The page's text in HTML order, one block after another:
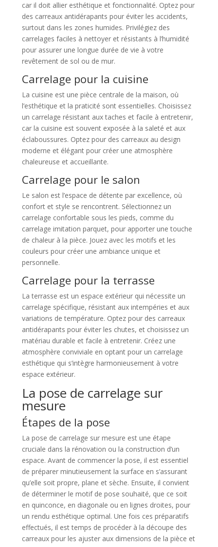
car il doit allier esthétique et fonctionnalité. Optez pour
des carreaux antidérapants pour éviter les accidents,
surtout dans les zones humides. Privilégiez des
carrelages faciles à nettoyer et résistants à l’humidité
pour assurer une longue durée de vie à votre
revêtement de sol ou de mur.
Carrelage pour la cuisine
La cuisine est une pièce centrale de la maison, où
l’esthétique et la praticité sont essentielles. Choisissez
un carrelage résistant aux taches et facile à entretenir,
car la cuisine est souvent exposée à la saleté et aux
éclaboussures. Optez pour des carreaux au design
moderne et élégant pour créer une atmosphère
chaleureuse et accueillante.
Carrelage pour le salon
Le salon est l’espace de détente par excellence, où
confort et style se rencontrent. Sélectionnez un
carrelage confortable sous les pieds, comme du
carrelage imitation parquet, pour apporter une touche
de chaleur à la pièce. Jouez avec les motifs et les
couleurs pour créer une ambiance unique et
personnelle.
Carrelage pour la terrasse
La terrasse est un espace extérieur qui nécessite un
carrelage spécifique, résistant aux intempéries et aux
variations de température. Optez pour des carreaux
antidérapants pour éviter les chutes, et choisissez un
matériau durable et facile à entretenir. Créez une
atmosphère conviviale en optant pour un carrelage
esthétique qui s’intègre harmonieusement à votre
espace extérieur.
La pose de carrelage sur
mesure
Étapes de la pose
La pose de carrelage sur mesure est une étape
cruciale dans la rénovation ou la construction d’un
espace. Avant de commencer la pose, il est essentiel
de préparer minutieusement la surface en s’assurant
qu’elle soit propre, plane et sèche. Ensuite, il convient
de déterminer le motif de pose souhaité, que ce soit
en quinconce, en diagonale ou en lignes droites, pour
un rendu esthétique optimal. Une fois ces préparatifs
effectués, il est temps de procéder à la découpe des
carreaux pour les ajuster aux dimensions de la pièce et